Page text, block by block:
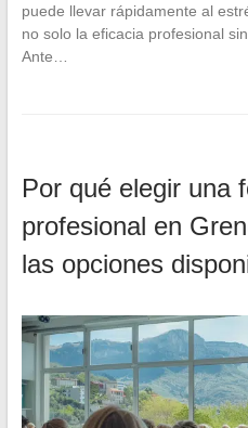
puede llevar rápidamente al
no solo la eficacia profesional
Ante…
Por qué elegir una
profesional en
las opciones